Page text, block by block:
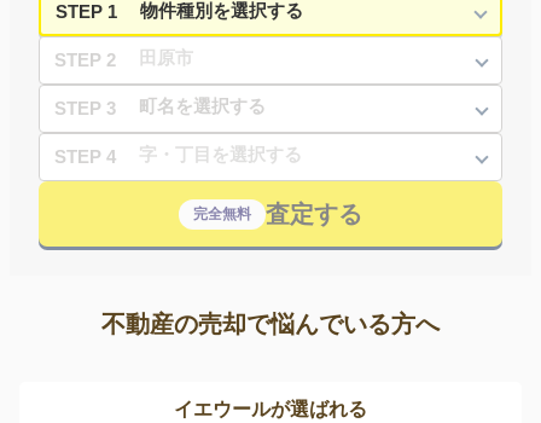
STEP 1
STEP 2
STEP 3
STEP 4
完全無料 査定する
不動産の売却で悩んでいる方へ
イエウールが選ばれる